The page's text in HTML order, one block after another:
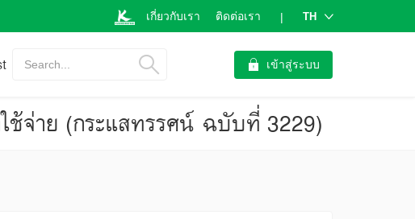
เกี่ยวกับเรา ติดต่อเรา | TH
Search... เข้าสู่ระบบ
ช้จ่าย (กระแสทรรศน์ ฉบับที่ 3229)